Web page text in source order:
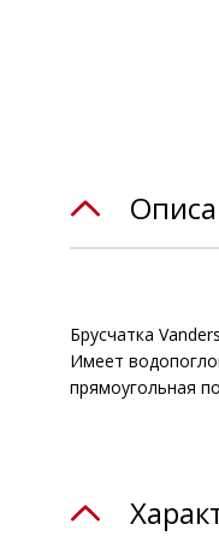
Брусчатка
Имеет
прямоугольная